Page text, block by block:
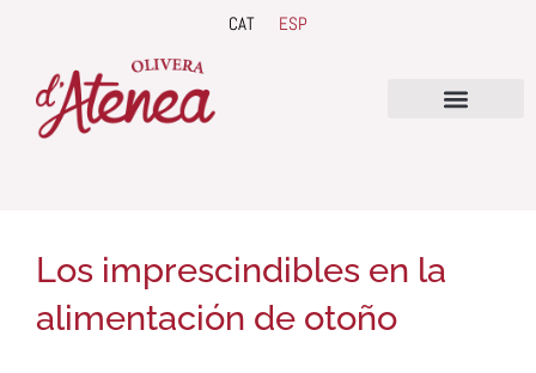
contenido
CAT ESP
Los imprescindibles en la
alimentación de otoño